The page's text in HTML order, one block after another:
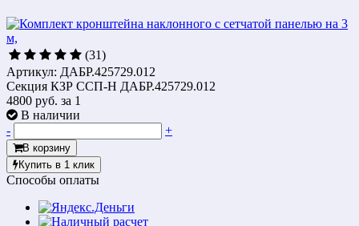
(31)
Артикул: ДАБР.425729.012
Секция КЗР ССП-Н ДАБР.425729.012
4800 руб. за 1
В наличии
-
+
В корзину
Купить в 1 клик
Способы оплаты